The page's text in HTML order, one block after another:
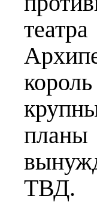
ТВД.